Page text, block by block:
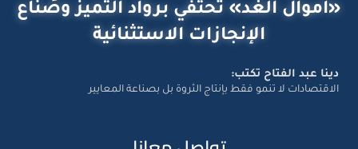
«أموال الغد» تحتفي برواد التميز وصُنّاع
الإنجازات الاستثنائية
دينا عبد الفتاح تكتب:
الاقتصادات لا تنمو فقط بإنتاج الثروة بل بصناعة المعايير